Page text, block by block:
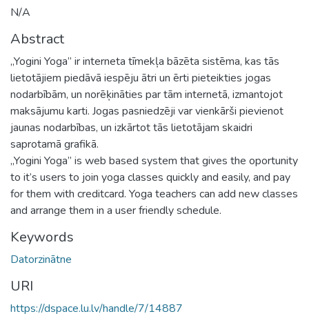
N/A
Abstract
„Yogini Yoga” ir interneta tīmekļa bāzēta sistēma, kas tās
lietotājiem piedāvā iespēju ātri un ērti pieteikties jogas
nodarbībām, un norēķināties par tām internetā, izmantojot
maksājumu karti. Jogas pasniedzēji var vienkārši pievienot
jaunas nodarbības, un izkārtot tās lietotājam skaidri
saprotamā grafikā.
„Yogini Yoga” is web based system that gives the oportunity
to it’s users to join yoga classes quickly and easily, and pay
for them with creditcard. Yoga teachers can add new classes
and arrange them in a user friendly schedule.
Keywords
Datorzinātne
URI
https://dspace.lu.lv/handle/7/14887